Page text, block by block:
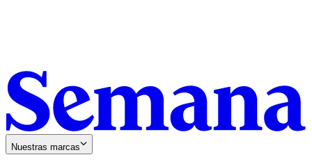
Nuestras marcas